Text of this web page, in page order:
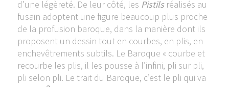
d’une légèreté. De leur côté, les Pistilsréalisés au
fusain adoptent une figure beaucoup plus proche
de la profusion baroque, dans la manière dont ils
proposent un dessin tout en courbes, en plis, en
enchevêtrements subtils. Le Baroque « courbe et
recourbe les plis, il les pousse à l’infini, pli sur pli,
pli selon pli. Le trait du Baroque, c’est le pli qui va